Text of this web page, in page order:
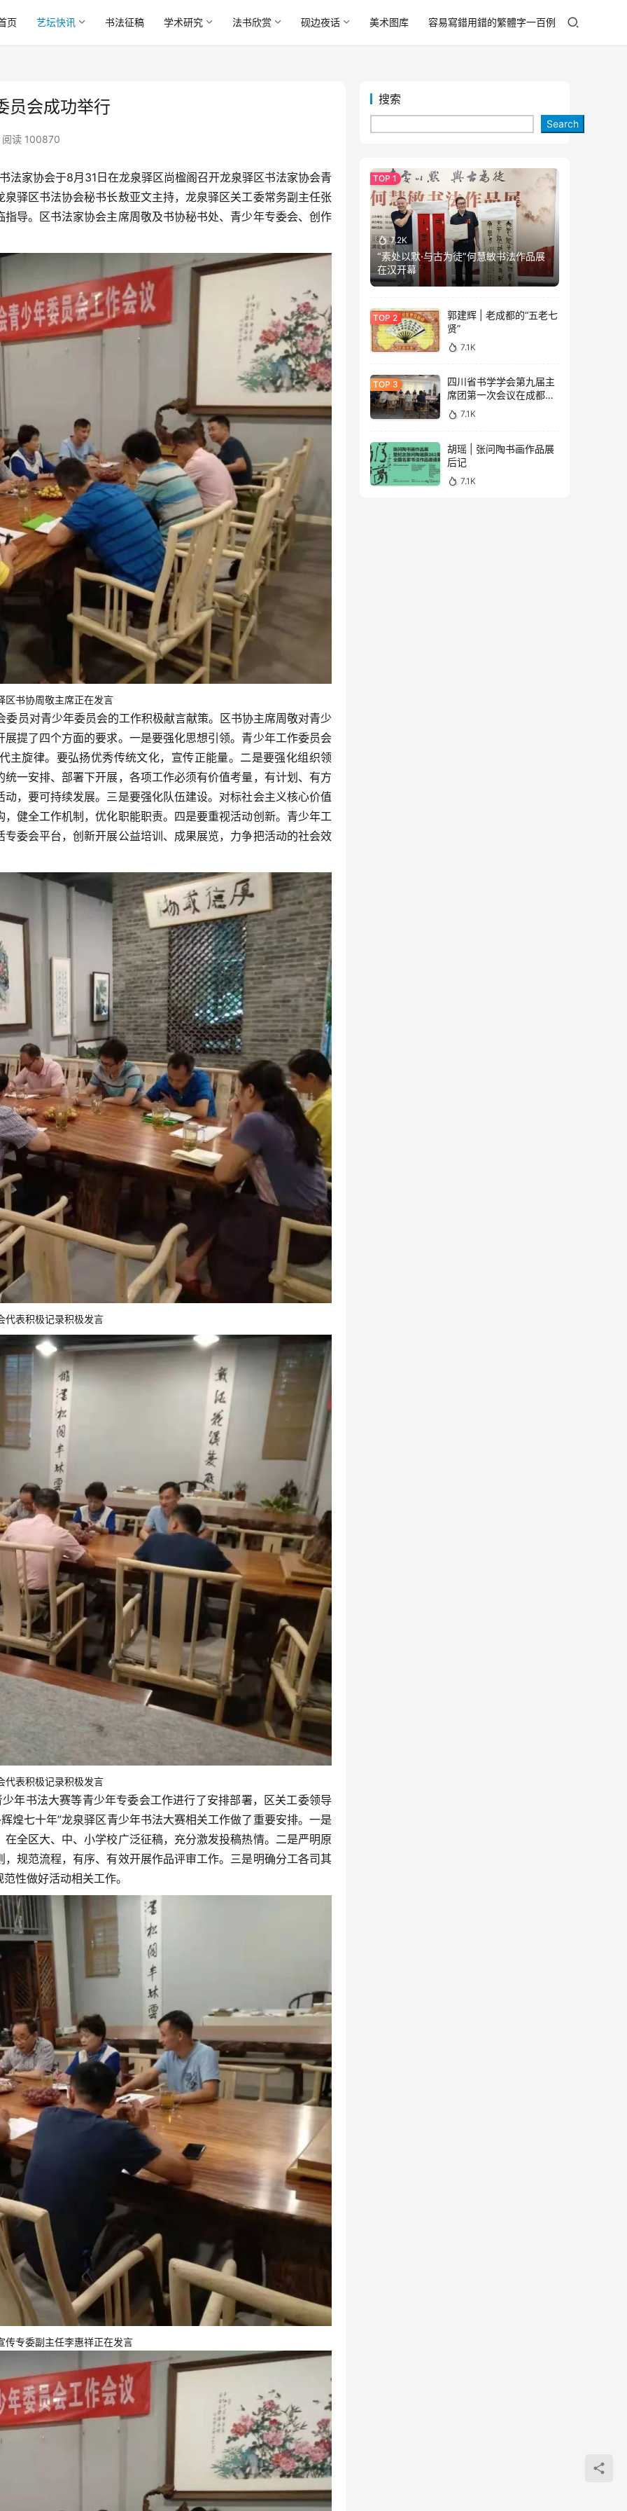
页 艺坛快讯 书法征稿 学术研究 法书欣赏 砚边夜话 美术图库 容易寫錯用錯的繁體字一百例
员会成功举行
阅读 100870
家协会于8月31日在龙泉驿区尚楹阁召开龙泉驿区书法家协会青
驿区书法协会秘书长敖亚文主持，龙泉驿区关工委常务副主任张
导。区书法家协会主席周敬及书协秘书处、青少年专委会、创作
区书协周敬主席正在发言
对青少年委员会的工作积极献言献策。区书协主席周敬对青少
提了四个方面的要求。一是要强化思想引领。青少年工作委员会
主旋律。要弘扬优秀传统文化，宣传正能量。二是要强化组织领
一安排、部署下开展，各项工作必须有价值考量，有计划、有方
，要可持续发展。三是要强化队伍建设。对标社会主义核心价值
健全工作机制，优化职能职责。四是要重视活动创新。青少年工
委会平台，创新开展公益培训、成果展览，力争把活动的社会效
代表积极记录积极发言
代表积极记录积极发言
书法大赛等青少年专委会工作进行了安排部署，区关工委领导
煌七十年”龙泉驿区青少年书法大赛相关工作做了重要安排。一是
全区大、中、小学校广泛征稿，充分激发投稿热情。二是严明原
规范流程，有序、有效开展作品评审工作。三是明确分工各司其
性做好活动相关工作。
传专委副主任李惠祥正在发言
搜索
Search
7.2K
“素处以默·与古为徒”何慧敏书法作品展
在汉开幕
郭建辉 | 老成都的“五老七
贤”
7.1K
四川省书学学会第九届主
席团第一次会议在成都召
开（附学会专委会成员名
单）
7.1K
胡瑶 | 张问陶书画作品展
后记
7.1K